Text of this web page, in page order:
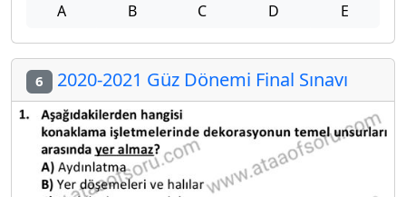
A B C D E
6 2020-2021 Güz Dönemi Final Sınavı